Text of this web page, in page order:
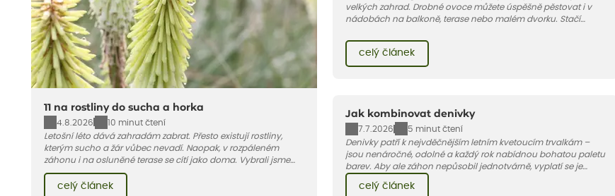
11 na rostliny do sucha a horka
4.8.2026
10 minut čtení
Letošní léto dává zahradám zabrat. Přesto existují rostliny,
kterým sucho a žár vůbec nevadí. Naopak, v rozpáleném
záhonu i na osluněné terase se cítí jako doma. Vybrali jsme
pro vás 11 tipů na odolné druhy, které zvládnou horké a suché
léto bez pravidelné zálivky. Pojďme se podívat, které to jsou.
celý článek
velkých zahrad. Drobné ovoce můžete úspěšně pěstovat i v
nádobách na balkoně, terase nebo malém dvorku. Stačí
pár základních pravidel. V tomto článku vám poradíme, jak na
celý článek
Jak kombinovat denivky
7.7.2026
5 minut čtení
Denivky patří k nejvděčnějším letním kvetoucím trvalkám –
jsou nenáročné, odolné a každý rok nabídnou bohatou paletu
barev. Aby ale záhon nepůsobil jednotvárně, vyplatí se je
jakými trvalkami a travinami denivky nejlépe ladí.
celý článek